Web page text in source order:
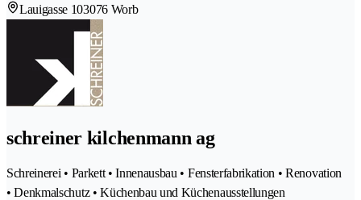
Lauigasse 103076 Worb
schreiner kilchenmann ag
Schreinerei • Parkett • Innenausbau • Fensterfabrikation • Renovation
• Denkmalschutz • Küchenbau und Küchenausstellungen